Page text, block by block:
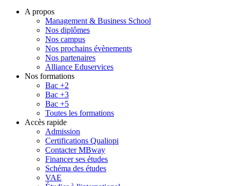
A propos
Management & Business School
Nos diplômes
Nos campus
Nos prochains évènements
Nos partenaires
Alliance Eduservices
Nos formations
Bac +2
Bac +3
Bac +5
Toutes les formations
Accès rapide
Admission
Certifications Qualiopi
Contacter MBway
Financer ses études
Schéma des études
VAE